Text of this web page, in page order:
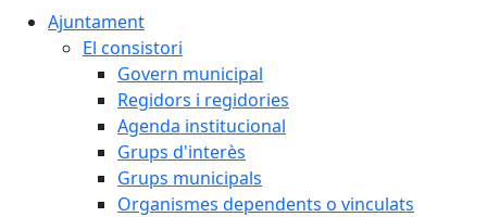
Ajuntament
El consistori
Govern municipal
Regidors i regidories
Agenda institucional
Grups d'interès
Grups municipals
Organismes dependents o vinculats